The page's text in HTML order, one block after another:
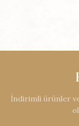
İndirimli ürünler